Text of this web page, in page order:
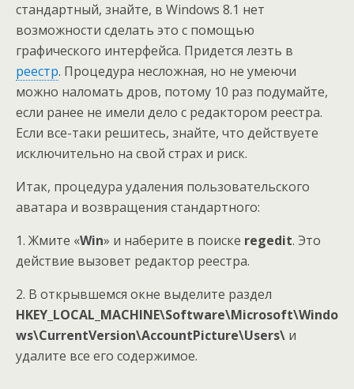
стандартный, знайте, в Windows 8.1 нет
возможности сделать это с помощью
графического интерфейса. Придется лезть в
реестр. Процедура несложная, но не умеючи
можно наломать дров, потому 10 раз подумайте,
если ранее не имели дело с редактором реестра.
Если все-таки решитесь, знайте, что действуете
исключительно на свой страх и риск.
Итак, процедура удаления пользовательского
аватара и возвращения стандартного:
1. Жмите «Win» и наберите в поиске regedit. Это
действие вызовет редактор реестра.
2. В открывшемся окне выделите раздел
HKEY_LOCAL_MACHINE\Software\Microsoft\Windo
ws\CurrentVersion\AccountPicture\Users\ и
удалите все его содержимое.